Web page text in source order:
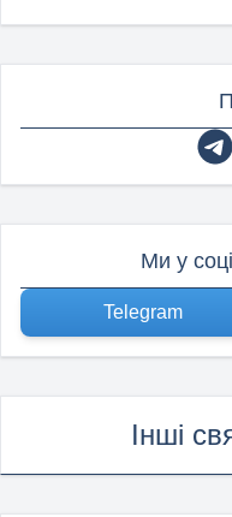
Ми у
Telegram
Інші